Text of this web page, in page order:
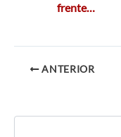
frente…
ANTERIOR